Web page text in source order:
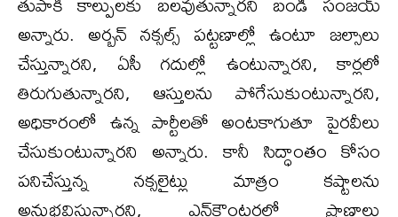
అన్నారు. అర్బన్ నక్సల్స్ పట్టణాల్లో ఉంటూ జల్సాలు
చేస్తున్నారని, ఏసీ గదుల్లో ఉంటున్నారని, కార్లలో
తిరుగుతున్నారని, ఆస్తులను పోగేసుకుంటున్నారని,
అధికారంలో ఉన్న పార్టీలతో అంటకాగుతూ పైరవీలు
చేసుకుంటున్నారని అన్నారు. కానీ సిద్ధాంతం కోసం
పనిచేస్తున్న నక్సలైట్లు మాత్రం కష్టాలను